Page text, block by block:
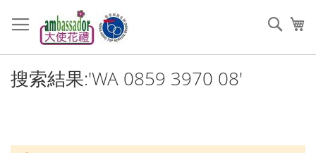
過
到
搜
索
搜索結果:'WA 0859 3970 08'